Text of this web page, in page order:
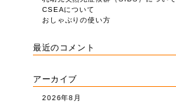
CSEAについて
おしゃぶりの使い方
最近のコメント
アーカイブ
2026年8月